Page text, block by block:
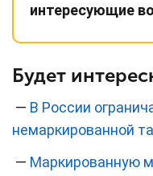
интересующие
Будет
— В России
немаркированной
— Маркированную